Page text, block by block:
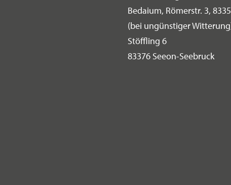
Bedaium, Römerstr. 3,
(bei ungünstiger
Stöffling 6
83376 Seeon-Seebruck